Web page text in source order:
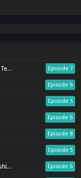
Episode 7
Episode 6
Episode 5
Episode 6
Episode 8
Episode 5
Episode 6